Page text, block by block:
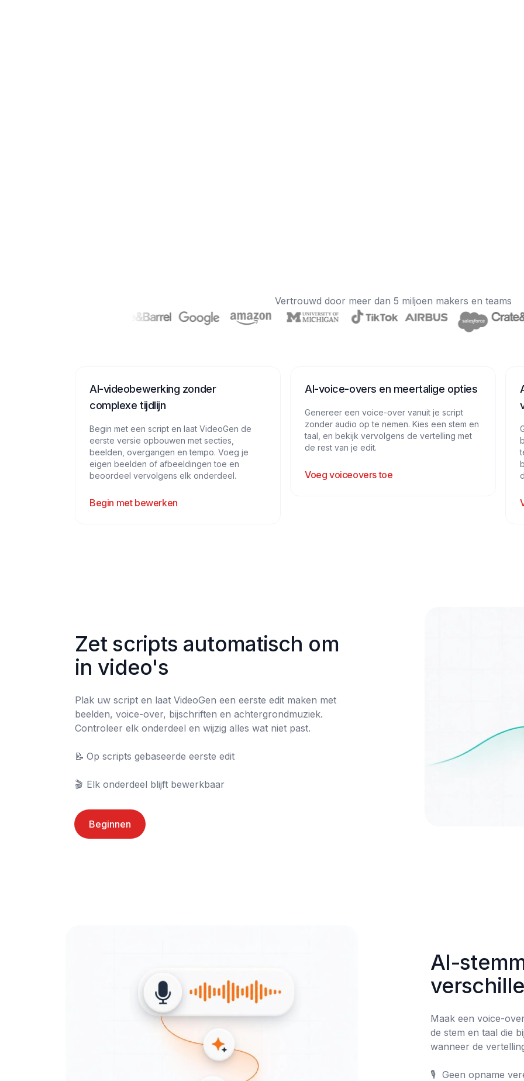
Vertrouwd door meer dan 5 miljoen makers en teams
AI-videobewerking zonder
complexe tijdlijn
Begin met een script en laat VideoGen de
eerste versie opbouwen met secties,
beelden, overgangen en tempo. Voeg je
eigen beelden of afbeeldingen toe en
beoordeel vervolgens elk onderdeel.
Begin met bewerken
AI-voice-overs en meertalige opties
Genereer een voice-over vanuit je script
zonder audio op te nemen. Kies een stem en
taal, en bekijk vervolgens de vertelling met
de rest van je edit.
Voeg voiceovers toe
Zet scripts automatisch om
in video's
Plak uw script en laat VideoGen een eerste edit maken met
beelden, voice-over, bijschriften en achtergrondmuziek.
Controleer elk onderdeel en wijzig alles wat niet past.
📝	Op scripts gebaseerde eerste edit
🎬	Elk onderdeel blijft bewerkbaar
Beginnen
AI-
Maak een voice-
de stem en taal die
wanneer de
🎙️	Geen opname vereist